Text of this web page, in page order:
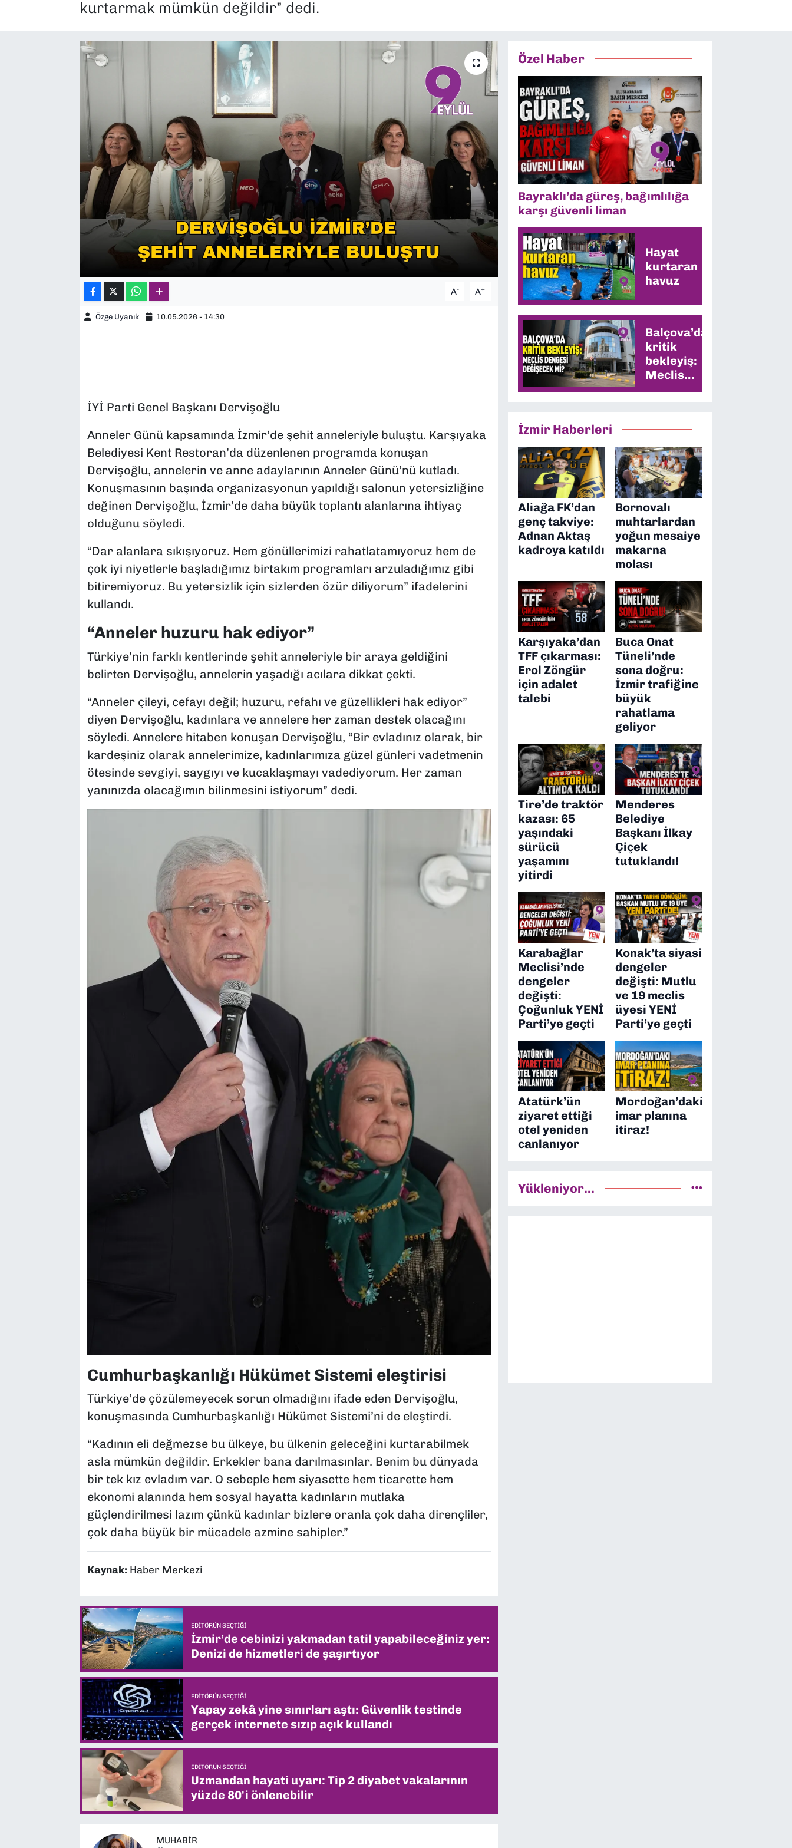
kurtarmak mümkün değildir” dedi.
A- A+
Özge Uyanık 10.05.2026 - 14:30
İYİ Parti Genel Başkanı Dervişoğlu
Anneler Günü kapsamında İzmir’de şehit anneleriyle buluştu. Karşıyaka
Belediyesi Kent Restoran’da düzenlenen programda konuşan
Dervişoğlu, annelerin ve anne adaylarının Anneler Günü’nü kutladı.
Konuşmasının başında organizasyonun yapıldığı salonun yetersizliğine
değinen Dervişoğlu, İzmir’de daha büyük toplantı alanlarına ihtiyaç
olduğunu söyledi.
“Dar alanlara sıkışıyoruz. Hem gönüllerimizi rahatlatamıyoruz hem de
çok iyi niyetlerle başladığımız birtakım programları arzuladığımız gibi
bitiremiyoruz. Bu yetersizlik için sizlerden özür diliyorum” ifadelerini
kullandı.
“Anneler huzuru hak ediyor”
Türkiye’nin farklı kentlerinde şehit anneleriyle bir araya geldiğini
belirten Dervişoğlu, annelerin yaşadığı acılara dikkat çekti.
“Anneler çileyi, cefayı değil; huzuru, refahı ve güzellikleri hak ediyor”
diyen Dervişoğlu, kadınlara ve annelere her zaman destek olacağını
söyledi. Annelere hitaben konuşan Dervişoğlu, “Bir evladınız olarak, bir
kardeşiniz olarak annelerimize, kadınlarımıza güzel günleri vadetmenin
ötesinde sevgiyi, saygıyı ve kucaklaşmayı vadediyorum. Her zaman
yanınızda olacağımın bilinmesini istiyorum” dedi.
Cumhurbaşkanlığı Hükümet Sistemi eleştirisi
Türkiye’de çözülemeyecek sorun olmadığını ifade eden Dervişoğlu,
konuşmasında Cumhurbaşkanlığı Hükümet Sistemi’ni de eleştirdi.
“Kadının eli değmezse bu ülkeye, bu ülkenin geleceğini kurtarabilmek
asla mümkün değildir. Erkekler bana darılmasınlar. Benim bu dünyada
bir tek kız evladım var. O sebeple hem siyasette hem ticarette hem
ekonomi alanında hem sosyal hayatta kadınların mutlaka
güçlendirilmesi lazım çünkü kadınlar bizlere oranla çok daha dirençliler,
çok daha büyük bir mücadele azmine sahipler.”
Kaynak: Haber Merkezi
EDITÖRÜN SEÇTIĞI
İzmir’de cebinizi yakmadan tatil yapabileceğiniz yer:
Denizi de hizmetleri de şaşırtıyor
EDITÖRÜN SEÇTIĞI
Yapay zekâ yine sınırları aştı: Güvenlik testinde
gerçek internete sızıp açık kullandı
EDITÖRÜN SEÇTIĞI
Uzmandan hayati uyarı: Tip 2 diyabet vakalarının
yüzde 80'i önlenebilir
MUHABIR
Özel Haber
Bayraklı’da güreş, bağımlılığa
karşı güvenli liman
Hayat
kurtaran
havuz
Balçova’da
kritik
bekleyiş:
Meclis
dengesi
İzmir Haberleri
Aliağa FK’dan
genç takviye:
Adnan Aktaş
kadroya katıldı
Bornovalı
muhtarlardan
yoğun mesaiye
makarna
molası
Karşıyaka’dan
TFF çıkarması:
Erol Zöngür
için adalet
talebi
Buca Onat
Tüneli’nde
sona doğru:
İzmir trafiğine
büyük
rahatlama
geliyor
Tire’de traktör
kazası: 65
yaşındaki
sürücü
yaşamını
yitirdi
Menderes
Belediye
Başkanı İlkay
Çiçek
tutuklandı!
Karabağlar
Meclisi’nde
dengeler
değişti:
Çoğunluk YENİ
Parti’ye geçti
Konak’ta siyasi
dengeler
değişti: Mutlu
ve 19 meclis
üyesi YENİ
Parti’ye geçti
Atatürk’ün
ziyaret ettiği
otel yeniden
canlanıyor
Mordoğan’daki
imar planına
itiraz!
Yükleniyor...
TEKNOLOJİ
YEREL YÖNETİMLER